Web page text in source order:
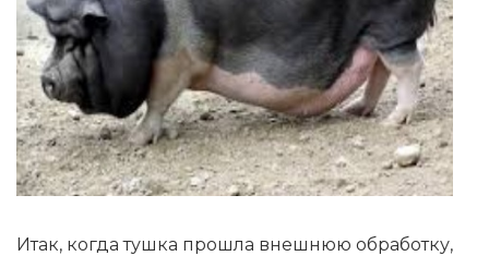
Итак, когда тушка прошла внешнюю обработку,